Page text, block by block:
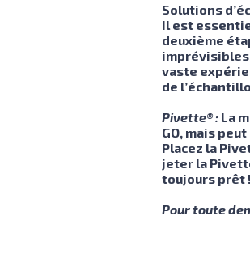
Solutions
Il est
deuxième
vaste
de
Pivette® :La
GO, mais
Placez la
jeter la
toujours prêt !
Pour toute